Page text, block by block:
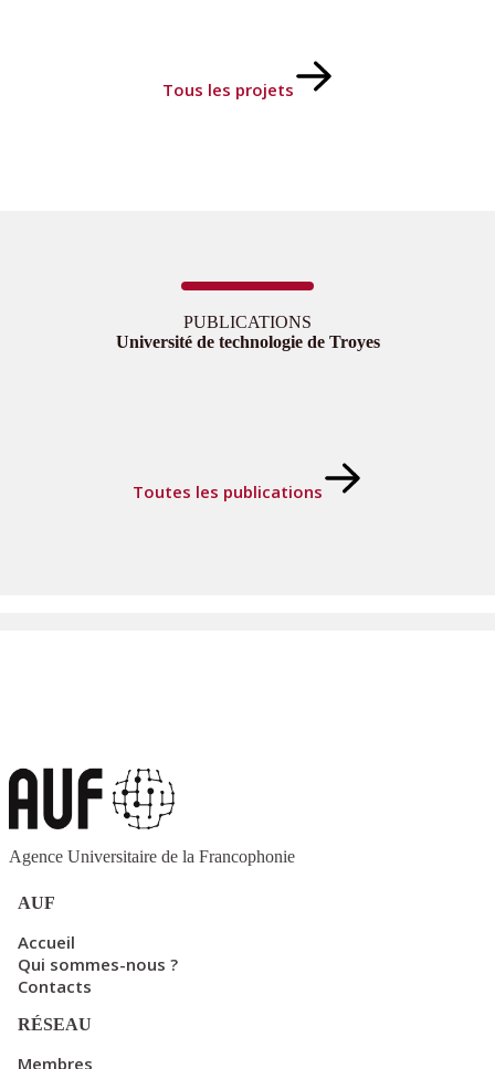
Tous les projets
PUBLICATIONS
Université de technologie de Troyes
Toutes les publications
Agence Universitaire de la Francophonie
AUF
Accueil
Qui sommes-nous ?
Contacts
RÉSEAU
Membres